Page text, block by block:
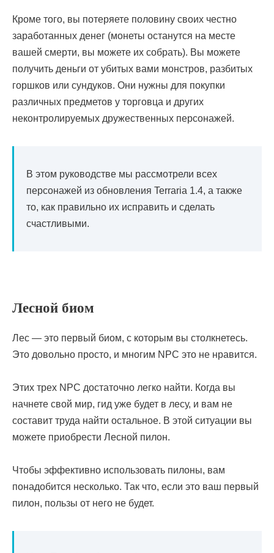
Кроме того, вы потеряете половину своих честно
заработанных денег (монеты останутся на месте
вашей смерти, вы можете их собрать). Вы можете
получить деньги от убитых вами монстров, разбитых
горшков или сундуков. Они нужны для покупки
различных предметов у торговца и других
неконтролируемых дружественных персонажей.
В этом руководстве мы рассмотрели всех
персонажей из обновления Terraria 1.4, а также
то, как правильно их исправить и сделать
счастливыми.
Лесной биом
Лес — это первый биом, с которым вы столкнетесь.
Это довольно просто, и многим NPC это не нравится.
Этих трех NPC достаточно легко найти. Когда вы
начнете свой мир, гид уже будет в лесу, и вам не
составит труда найти остальное. В этой ситуации вы
можете приобрести Лесной пилон.
Чтобы эффективно использовать пилоны, вам
понадобится несколько. Так что, если это ваш первый
пилон, пользы от него не будет.